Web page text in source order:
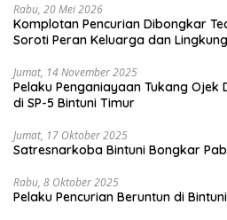
Rabu, 20 Mei 2026
Komplotan Pencurian Dibongkar
Soroti Peran Keluarga dan
Jumat, 14 November 2025
Pelaku Penganiayaan Tukang Ojek
di SP-5 Bintuni Timur
Jumat, 17 Oktober 2025
Satresnarkoba Bintuni Bongkar
Rabu, 8 Oktober 2025
Pelaku Pencurian Beruntun di